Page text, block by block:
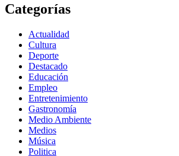
Categorías
Actualidad
Cultura
Deporte
Destacado
Educación
Empleo
Entretenimiento
Gastronomía
Medio Ambiente
Medios
Música
Politica